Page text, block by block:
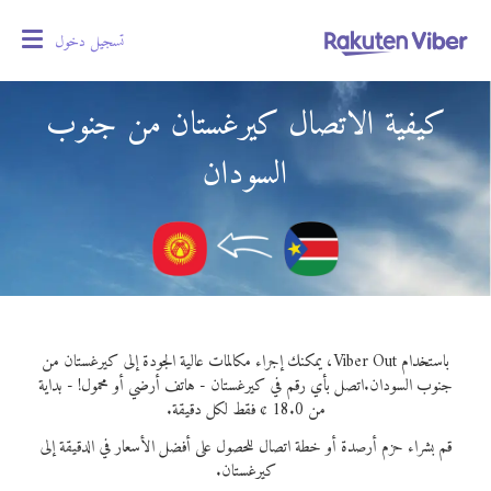
تسجيل دخول
كيفية الاتصال كيرغستان من جنوب
السودان
باستخدام Viber Out، يمكنك إجراء مكالمات عالية الجودة إلى كيرغستان من
جنوب السودان.اتصل بأي رقم في كيرغستان - هاتف أرضي أو محمول! - بداية
من 18.0 ¢ فقط لكل دقيقة.
قم بشراء حزم أرصدة أو خطة اتصال للحصول على أفضل الأسعار في الدقيقة إلى
كيرغستان.